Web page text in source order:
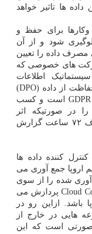
ها تاثیر خواهد
برای حفظ و
شود و از آن
مصرف داده را تعیین
های خصوصی که
اطلاعات
شخصی قرار دارند، ملزم به استخدام افسر حفاظت از داده (DPO)
هستند که موظف به انطباق فعالیت ها با سند GDPR است و کسب
در صورتیکه اثر
نامطلوبی بر حریم خصوصی داشته باشد، ظرف ۷۲ ساعت گزارش
کننده داده ها
اروپا جمع آوری می
آوری شده را از سوی
Cloud Computing پردازش می
باشد. ازاین رو در
هایی در خارج از
صورتی است که این